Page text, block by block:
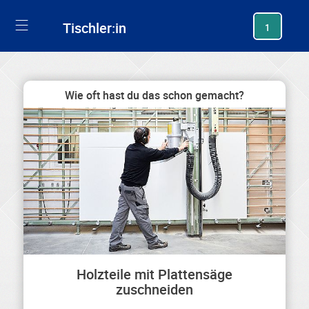
Tischler:in 1
Wie oft hast du das schon gemacht?
Holzteile mit Plattensäge
zuschneiden